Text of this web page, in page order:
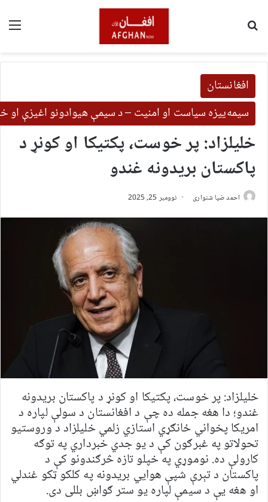
افغانستان
سیمه‌ییزه سیاست او امنیت – د سیمې هیوادونو اغیزې او
خلیلزاد: پر خوست، پکتیکا او کونړ د
پاکستان بریدونه غندو
احمد ضیا شنواری نوومبر 25, 2025
خلیلزاد: پر خوست، پکتیکا او کونړ د پاکستان بریدونه
غندو؛ دا هغه جمله ده چې د افغانستان د سولې لپاره د
امریکا پخواني ځانګړي استازي زلمي خلیلزاد د وروستیو
تحولاتو په غبرګون کې د یو جدي خبرداري په توګه
کارولې ده. نوموړي په خپلو تازه څرګندونو کې د
پاکستان د تېرې شپې هوايي بریدونه په کلکو ټکو غندلي
او هغه یې د سیمې لپاره یو ستر ګواښ بللی دی.